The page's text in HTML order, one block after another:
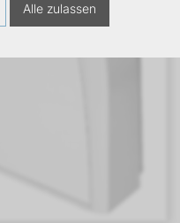
Alle zulassen